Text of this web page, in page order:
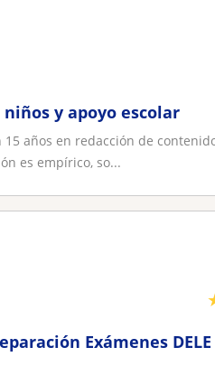
y apoyo escolar
años en redacción de
es empírico, so...
Exámenes DELE